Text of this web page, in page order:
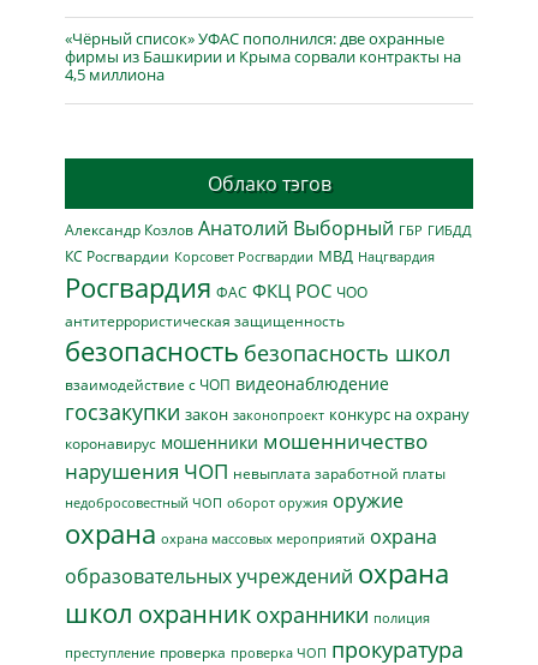
«Чёрный список» УФАС пополнился: две охранные
фирмы из Башкирии и Крыма сорвали контракты на
4,5 миллиона
Облако тэгов
Александр Козлов Анатолий Выборный ГБР ГИБДД
КС Росгвардии Корсовет Росгвардии МВД Нацгвардия
Росгвардия ФАС ФКЦ РОС ЧОО
антитеррористическая защищенность
безопасность безопасность школ
взаимодействие с ЧОП видеонаблюдение
госзакупки закон законопроект конкурс на охрану
коронавирус мошенники мошенничество
нарушения ЧОП невыплата заработной платы
недобросовестный ЧОП оборот оружия оружие
охрана охрана массовых мероприятий охрана
образовательных учреждений охрана
школ охранник охранники полиция
преступление проверка проверка ЧОП прокуратура